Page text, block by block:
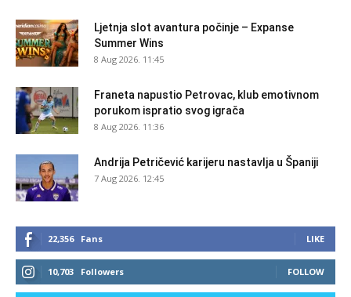
Ljetnja slot avantura počinje – Expanse
Summer Wins
8 Aug 2026. 11:45
Franeta napustio Petrovac, klub emotivnom
porukom ispratio svog igrača
8 Aug 2026. 11:36
Andrija Petričević karijeru nastavlja u Španiji
7 Aug 2026. 12:45
22,356 Fans LIKE
10,703 Followers FOLLOW